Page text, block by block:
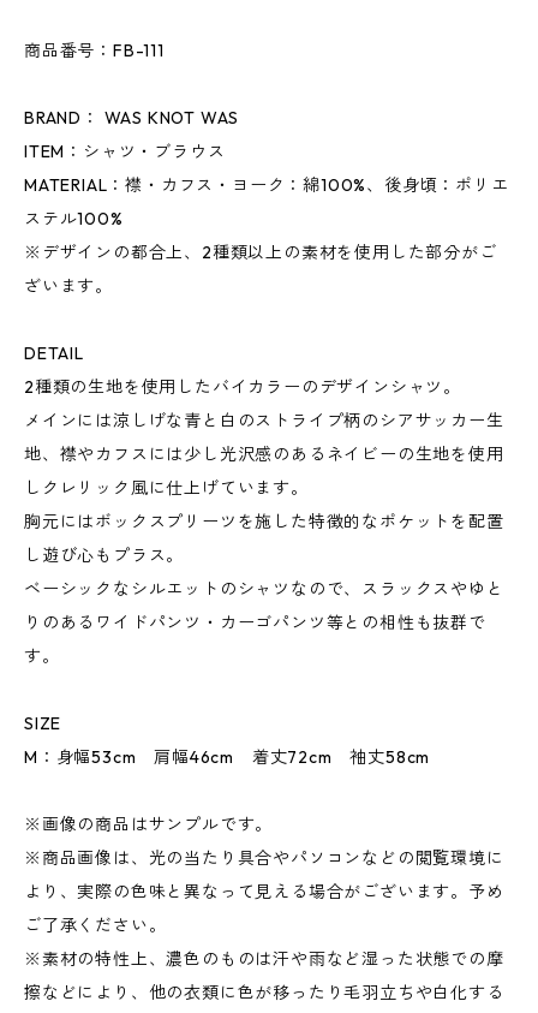
商品番号：FB-111
BRAND： WAS KNOT WAS
ITEM：シャツ・ブラウス
MATERIAL：襟・カフス・ヨーク：綿100%、後身頃：ポリエ
ステル100%
※デザインの都合上、2種類以上の素材を使用した部分がご
ざいます。
DETAIL
2種類の生地を使用したバイカラーのデザインシャツ。
メインには涼しげな青と白のストライプ柄のシアサッカー生
地、襟やカフスには少し光沢感のあるネイビーの生地を使用
しクレリック風に仕上げています。
胸元にはボックスプリーツを施した特徴的なポケットを配置
し遊び心もプラス。
ベーシックなシルエットのシャツなので、スラックスやゆと
りのあるワイドパンツ・カーゴパンツ等との相性も抜群で
す。
SIZE
M：身幅53cm 肩幅46cm 着丈72cm 袖丈58cm
※画像の商品はサンプルです。
※商品画像は、光の当たり具合やパソコンなどの閲覧環境に
より、実際の色味と異なって見える場合がございます。予め
ご了承ください。
※素材の特性上、濃色のものは汗や雨など湿った状態での摩
擦などにより、他の衣類に色が移ったり毛羽立ちや白化する